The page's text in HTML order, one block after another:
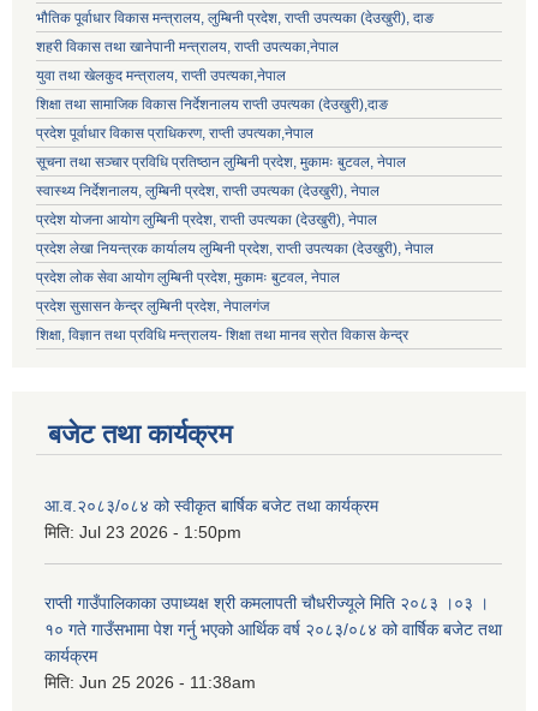
भौतिक पूर्वाधार विकास मन्त्रालय, लुम्बिनी प्रदेश, राप्ती उपत्यका (देउखुरी), दाङ
शहरी विकास तथा खानेपानी मन्त्रालय, राप्ती उपत्यका,नेपाल
युवा तथा खेलकुद मन्त्रालय, राप्ती उपत्यका,नेपाल
शिक्षा तथा सामाजिक विकास निर्देशनालय राप्ती उपत्यका (देउखुरी),दाङ
प्रदेश पूर्वाधार विकास प्राधिकरण, राप्ती उपत्यका,नेपाल
सूचना तथा सञ्चार प्रविधि प्रतिष्ठान लुम्बिनी प्रदेश, मुकामः बुटवल, नेपाल
स्वास्थ्य निर्देशनालय, लुम्बिनी प्रदेश, राप्ती उपत्यका (देउखुरी), नेपाल
प्रदेश योजना आयोग लुम्बिनी प्रदेश, राप्ती उपत्यका (देउखुरी), नेपाल
प्रदेश लेखा नियन्त्रक कार्यालय लुम्बिनी प्रदेश, राप्ती उपत्यका (देउखुरी), नेपाल
प्रदेश लोक सेवा आयोग लुम्बिनी प्रदेश, मुकामः बुटवल, नेपाल
प्रदेश सुसासन केन्द्र लुम्बिनी प्रदेश, नेपालगंज
शिक्षा, विज्ञान तथा प्रविधि मन्त्रालय- शिक्षा तथा मानव स्रोत विकास केन्द्र
बजेट तथा कार्यक्रम
आ.व.२०८३/०८४ को स्वीकृत बार्षिक बजेट तथा कार्यक्रम
मिति: Jul 23 2026 - 1:50pm
राप्ती गाउँपालिकाका उपाध्यक्ष श्री कमलापती चौधरीज्यूले मिति २०८३ ।०३ ।
१० गते गाउँसभामा पेश गर्नु भएको आर्थिक वर्ष २०८३/०८४ को वार्षिक बजेट तथा
कार्यक्रम
मिति: Jun 25 2026 - 11:38am